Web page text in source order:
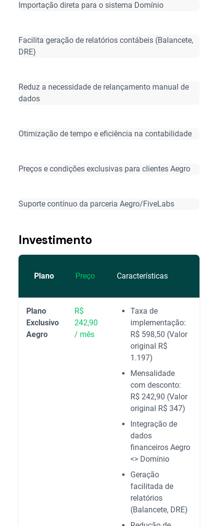
Importação direta para o sistema Domínio
Facilita geração de relatórios contábeis (Balancete,
DRE)
Reduz a necessidade de relançamento manual de
dados
Otimização de tempo e eficiência na contabilidade
Preços e condições exclusivas para clientes Aegro
Suporte contínuo da parceria Aegro/FiveLabs
Investimento
Plano Preço Características
Plano
Exclusivo
Aegro
R$
242,90
/ mês
Taxa de
implementação:
R$ 598,50 (Valor
original R$
1.197)
Mensalidade
com desconto:
R$ 242,90 (Valor
original R$ 347)
Integração de
dados
financeiros Aegro
<> Domínio
Geração
facilitada de
relatórios
(Balancete, DRE)